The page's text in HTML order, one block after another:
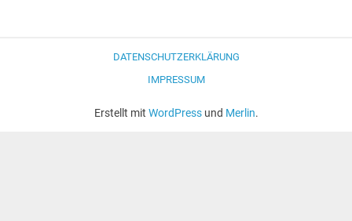
DATENSCHUTZERKLÄRUNG
IMPRESSUM
Erstellt mit WordPressund Merlin.